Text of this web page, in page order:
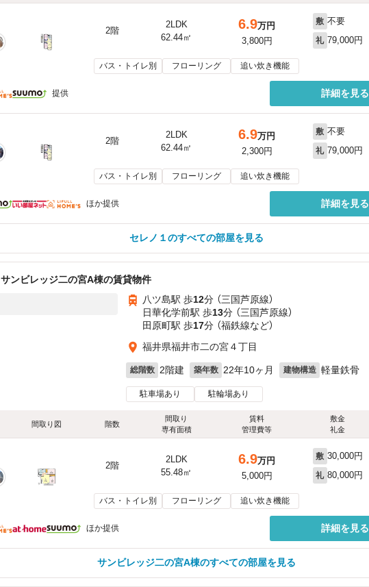
2階
2LDK
62.44㎡
6.9万円
3,800円
敷 不要
礼 79,000円
バス・トイレ別 フローリング 追い炊き機能
提供 詳細を見る
2階
2LDK
62.44㎡
6.9万円
2,300円
敷 不要
礼 79,000円
バス・トイレ別 フローリング 追い炊き機能
ほか提供 詳細を見る
セレノ１のすべての部屋を見る
サンビレッジ二の宮A棟の賃貸物件
八ツ島駅 歩12分 （三国芦原線）
日華化学前駅 歩13分 （三国芦原線）
田原町駅 歩17分 （福鉄線など）
福井県福井市二の宮４丁目
総階数 2階建 築年数 22年10ヶ月 建物構造 軽量鉄骨
駐車場あり 駐輪場あり
間取り図 階数
間取り
専有面積
賃料
管理費等
敷金
礼金
2階
2LDK
55.48㎡
6.9万円
5,000円
敷 30,000円
礼 80,000円
バス・トイレ別 フローリング 追い炊き機能
ほか提供 詳細を見る
サンビレッジ二の宮A棟のすべての部屋を見る